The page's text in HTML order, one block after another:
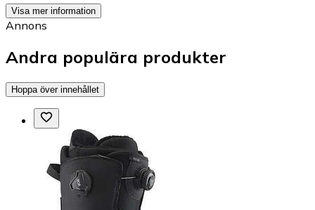
Visa mer information
Annons
Andra populära produkter
Hoppa över innehållet